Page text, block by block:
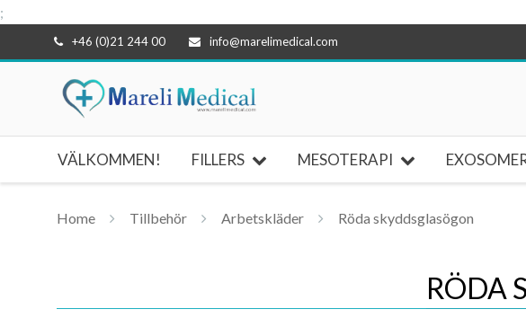
;
till
+46 (0)21 244 00 info@marelimedical.com
VÄLKOMMEN! FILLERS MESOTERAPI
Home Tillbehör Arbetskläder Röda skyddsglasögon
RÖDA